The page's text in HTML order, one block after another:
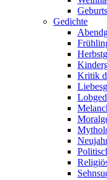
Gedichte
Kritik